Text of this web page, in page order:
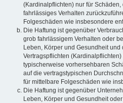
(Kardinalpflichten) nur für
fahrlässiges Verhalten
Folgeschäden wie insbesondere
Die Haftung ist gegenüber
grob fahrlässigem Verhalten oder
Leben, Körper und Gesundheit
Vertragspflichten
typischerweise vorhersehbaren
auf die vertragstypischen
für mittelbare Folgeschäden wie
Die Haftung ist gegenüber
Leben, Körper und Gesundheit